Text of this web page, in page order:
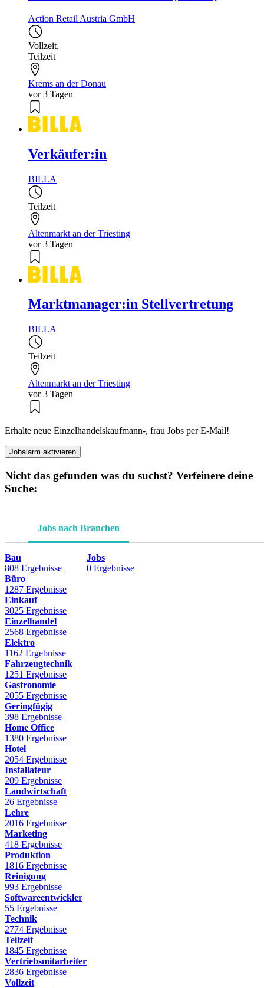
Action Retail Austria GmbH
Vollzeit,
Teilzeit
Krems an der Donau
vor 3 Tagen
Verkäufer:in
BILLA
Teilzeit
Altenmarkt an der Triesting
vor 3 Tagen
Marktmanager:in Stellvertretung
BILLA
Teilzeit
Altenmarkt an der Triesting
vor 3 Tagen
Erhalte neue Einzelhandelskaufmann-, frau Jobs per E-Mail!
Jobalarm aktivieren
Nicht das gefunden was du suchst? Verfeinere deine
Suche:
Jobs nach Branchen
Bau
808 Ergebnisse
Büro
1287 Ergebnisse
Einkauf
3025 Ergebnisse
Einzelhandel
2568 Ergebnisse
Elektro
1162 Ergebnisse
Fahrzeugtechnik
1251 Ergebnisse
Gastronomie
2055 Ergebnisse
Geringfügig
398 Ergebnisse
Home Office
1380 Ergebnisse
Hotel
2054 Ergebnisse
Installateur
209 Ergebnisse
Landwirtschaft
26 Ergebnisse
Lehre
2016 Ergebnisse
Marketing
418 Ergebnisse
Produktion
1816 Ergebnisse
Reinigung
993 Ergebnisse
Softwareentwickler
55 Ergebnisse
Technik
2774 Ergebnisse
Teilzeit
1845 Ergebnisse
Vertriebsmitarbeiter
2836 Ergebnisse
Vollzeit
Jobs
0 Ergebnisse